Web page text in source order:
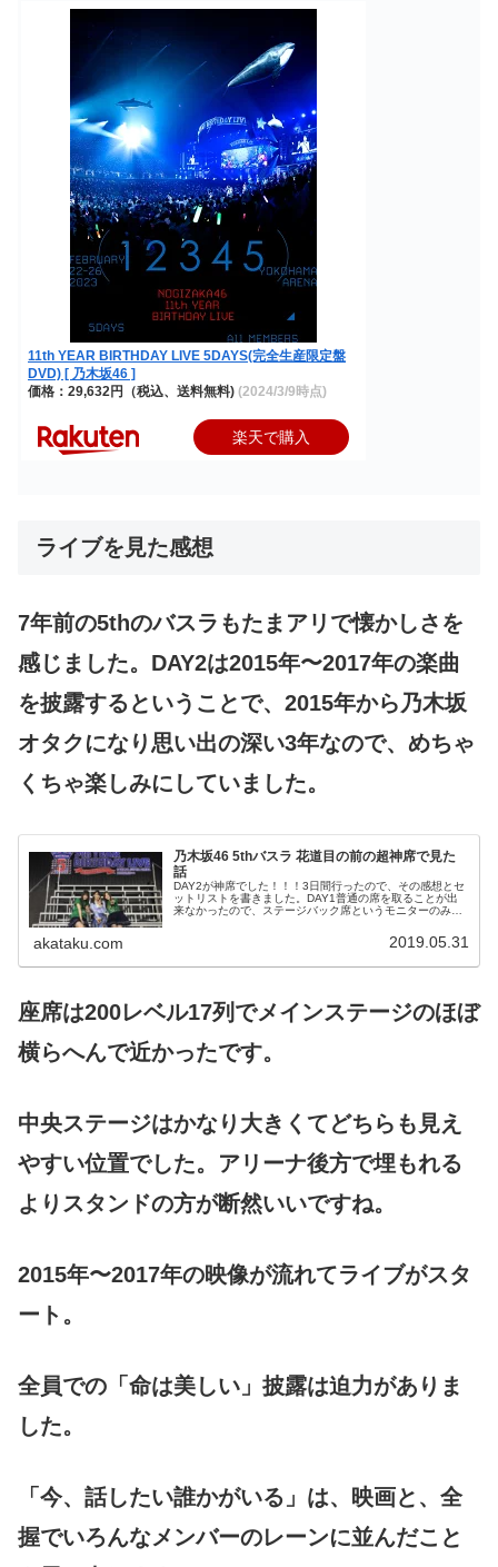
11th YEAR BIRTHDAY LIVE 5DAYS(完全生産限定盤
DVD) [ 乃木坂46 ]
価格：29,632円（税込、送料無料) (2024/3/9時点)
楽天で購入
ライブを見た感想
7年前の5thのバスラもたまアリで懐かしさを
感じました。DAY2は2015年〜2017年の楽曲
を披露するということで、2015年から乃木坂
オタクになり思い出の深い3年なので、めちゃ
くちゃ楽しみにしていました。
乃木坂46 5thバスラ 花道目の前の超神席で見た
話
DAY2が神席でした！！！3日間行ったので、その感想とセ
ットリストを書きました。DAY1普通の席を取ることが出
来なかったので、ステージバック席というモニターのみの
akataku.com 2019.05.31
座席は200レベル17列でメインステージのほぼ
横らへんで近かったです。
中央ステージはかなり大きくてどちらも見え
やすい位置でした。アリーナ後方で埋もれる
よりスタンドの方が断然いいですね。
2015年〜2017年の映像が流れてライブがスタ
ート。
全員での「命は美しい」披露は迫力がありま
した。
「今、話したい誰かがいる」は、映画と、全
握でいろんなメンバーのレーンに並んだこと